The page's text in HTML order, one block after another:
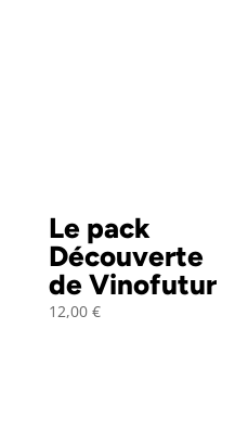
Le pack
Découverte
de Vinofutur
12,00 €